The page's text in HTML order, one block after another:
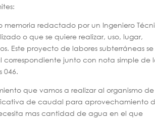
memoria redactado por un Ingeniero
o que se quiere realizar, uso, lugar,
Este proyecto de labores subterráneas se
correspondiente junto con nota simple de
046.
que vamos a realizar al organismo de
de caudal para aprovechamiento
mas cantidad de agua en el que